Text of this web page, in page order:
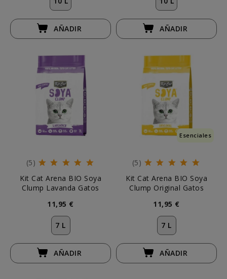
AÑADIR AÑADIR
(5)
Kit Cat Arena BIO Soya
Clump Lavanda Gatos
11,95 €
7 L
AÑADIR
Esenciales
(5)
Kit Cat Arena BIO Soya
Clump Original Gatos
11,95 €
7 L
AÑADIR